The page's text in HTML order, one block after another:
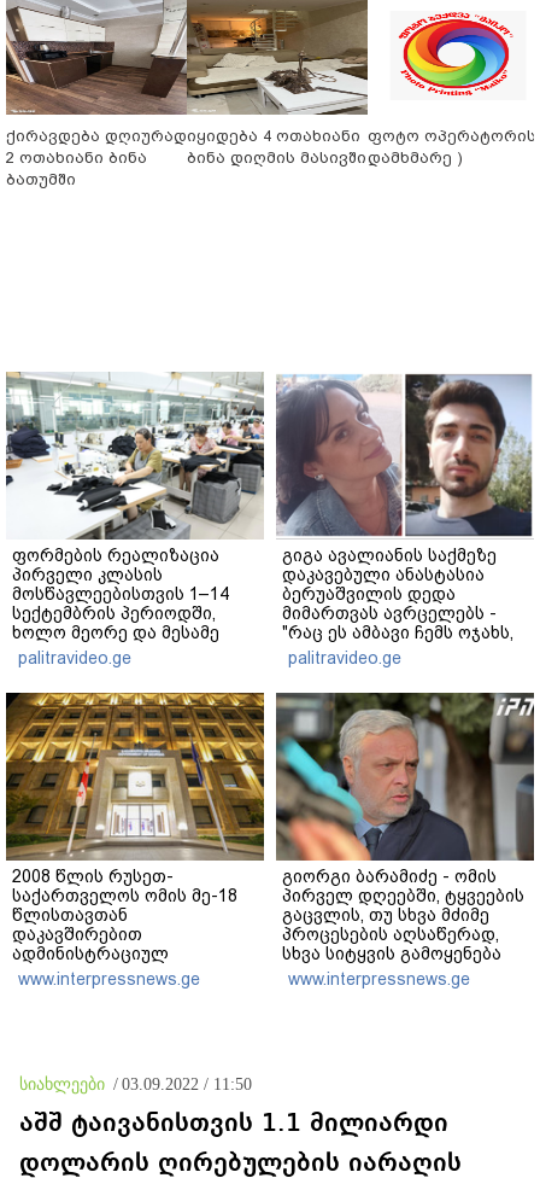
ქირავდება დღიურად
2 ოთახიანი ბინა
ბათუმში
იყიდება 4 ოთახიანი
ბინა დიღმის მასივში
ფოტო ოპერატორის
დამხმარე )
ფორმების რეალიზაცია
პირველი კლასის
მოსწავლეებისთვის 1–14
სექტემბრის პერიოდში,
ხოლო მეორე და მესამე
ეტაპებზე...
palitravideo.ge
გიგა ავალიანის საქმეზე
დაკავებული ანასტასია
ბერუაშვილის დედა
მიმართვას ავრცელებს -
"რაც ეს ამბავი ჩემს ოჯახს,
ჩემს ანასტასიას გადახდა
თავს, მის მერე მე მე არ
ვარ"
palitravideo.ge
2008 წლის რუსეთ-
საქართველოს ომის მე-18
წლისთავთან
დაკავშირებით
ადმინისტრაციულ
შენობებზე სახელმწიფო
დროშები დაეშვა
www.interpressnews.ge
გიორგი ბარამიძე - ომის
პირველ დღეებში, ტყვეების
გაცვლის, თუ სხვა მძიმე
პროცესების აღსაწერად,
სხვა სიტყვის გამოყენება
აჯობებდა - არასდროს
მითქვამს, რომ ჩვენები
www.interpressnews.ge
სიახლეები / 03.09.2022 / 11:50
აშშ ტაივანისთვის 1.1 მილიარდი
დოლარის ღირებულების იარაღის